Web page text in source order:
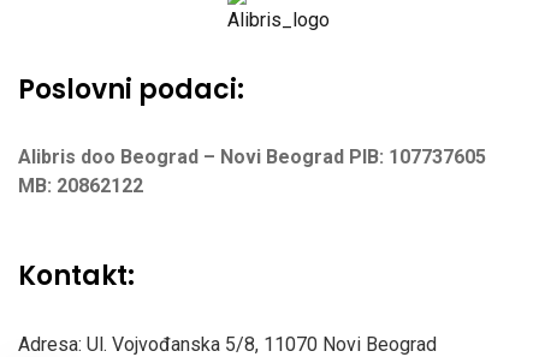
Poslovni podaci:
Alibris doo Beograd – Novi Beograd PIB: 107737605
MB: 20862122
Kontakt:
Adresa: Ul. Vojvođanska 5/8, 11070 Novi Beograd